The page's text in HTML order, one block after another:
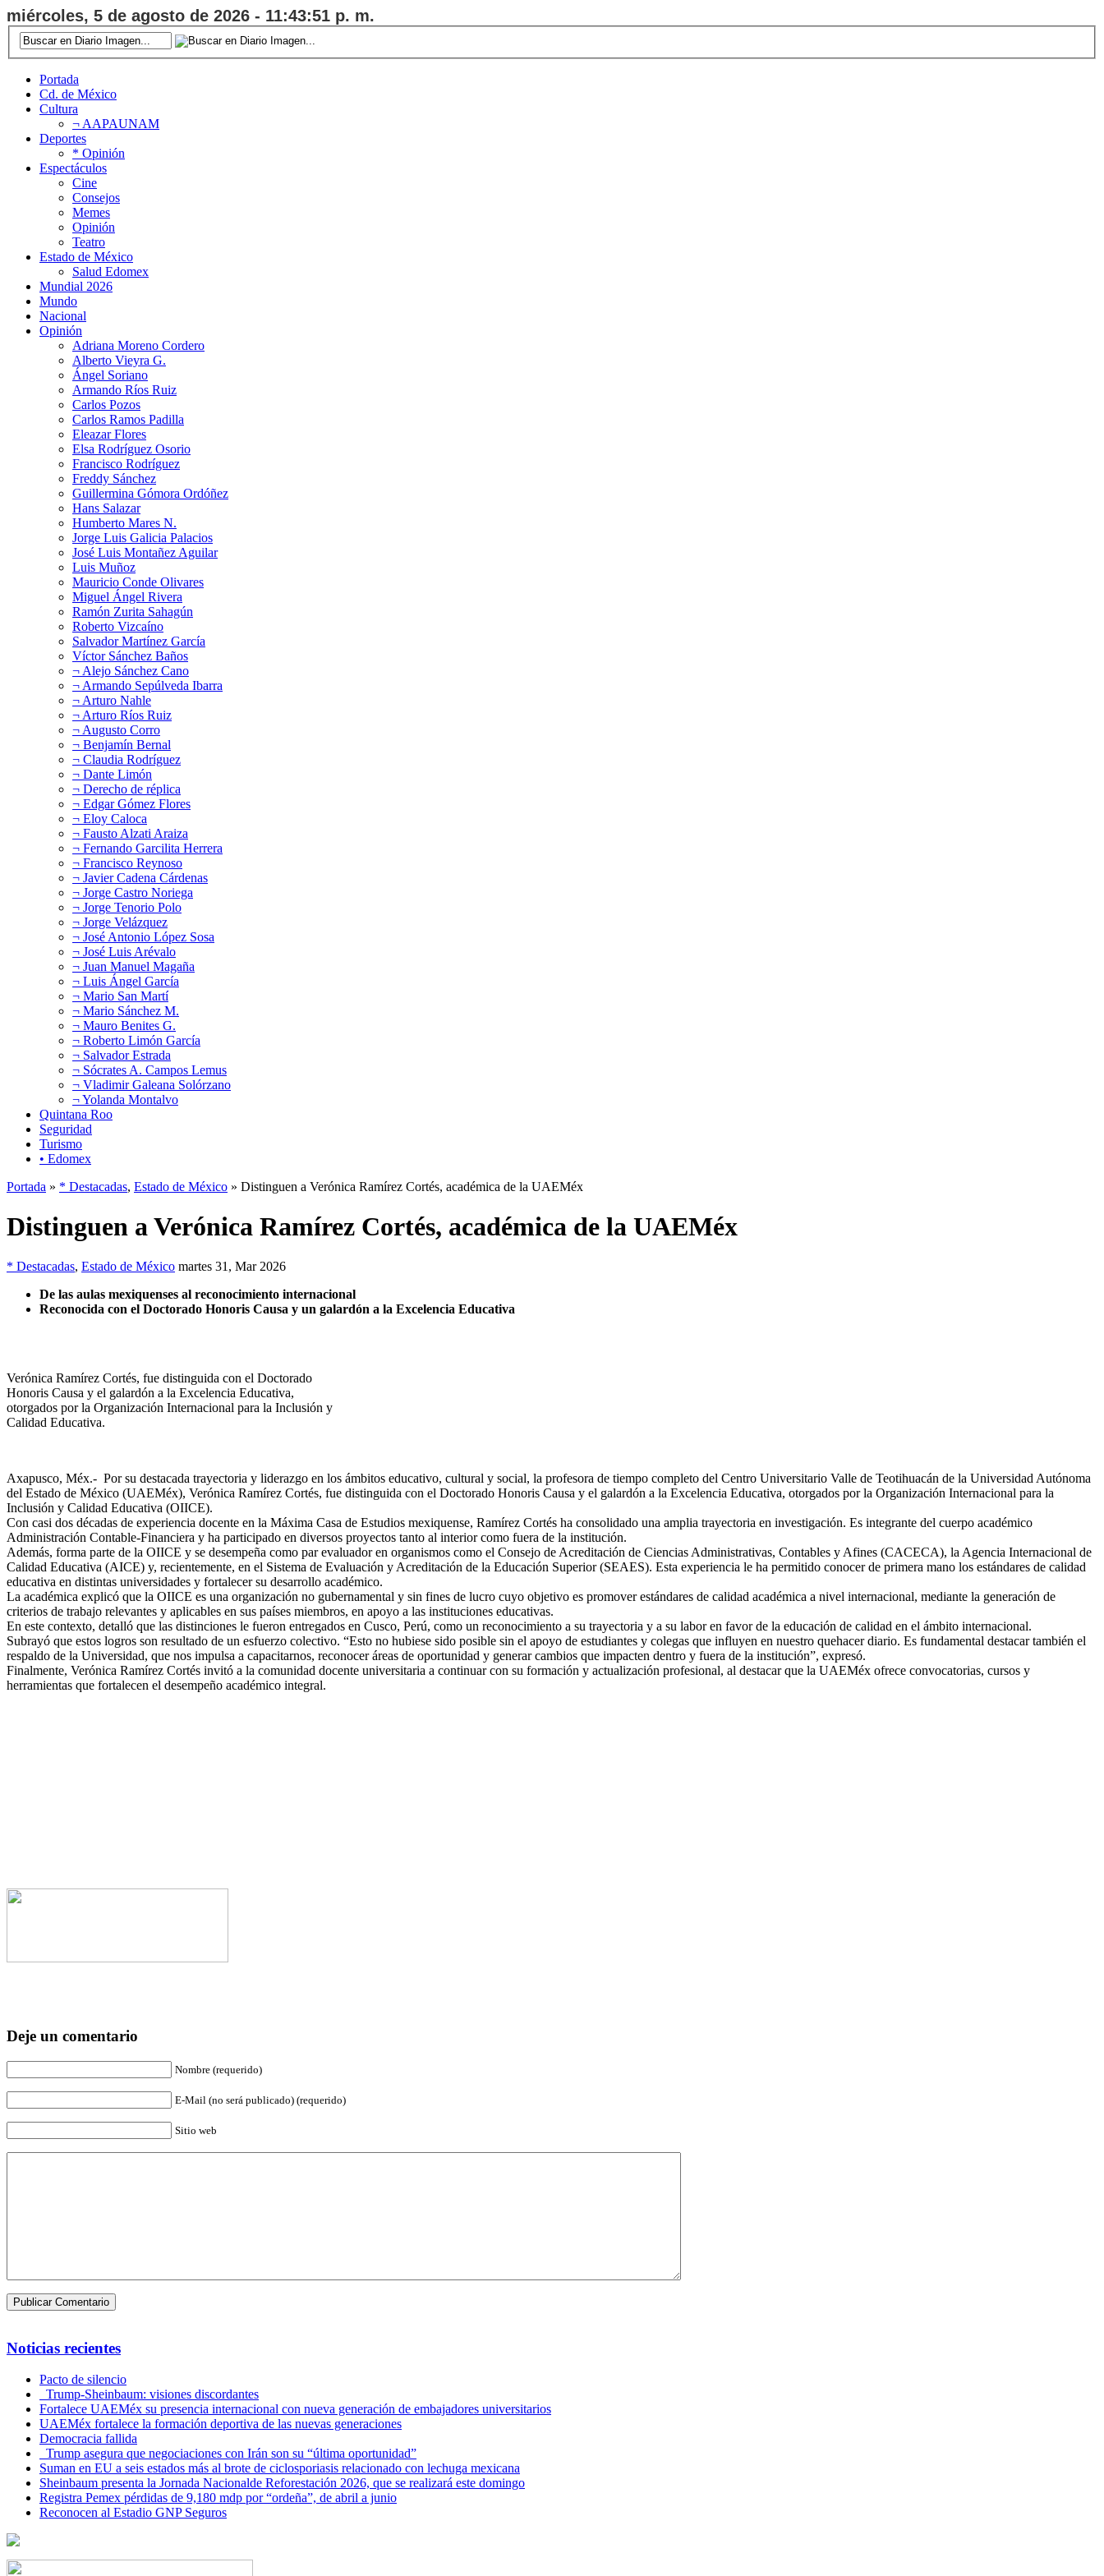
miércoles, 5 de agosto de 2026 - 11:43:51 p. m.
Portada
Cd. de México
Cultura
¬ AAPAUNAM
Deportes
* Opinión
Espectáculos
Cine
Consejos
Memes
Opinión
Teatro
Estado de México
Salud Edomex
Mundial 2026
Mundo
Nacional
Opinión
Adriana Moreno Cordero
Alberto Vieyra G.
Ángel Soriano
Armando Ríos Ruiz
Carlos Pozos
Carlos Ramos Padilla
Eleazar Flores
Elsa Rodríguez Osorio
Francisco Rodríguez
Freddy Sánchez
Guillermina Gómora Ordóñez
Hans Salazar
Humberto Mares N.
Jorge Luis Galicia Palacios
José Luis Montañez Aguilar
Luis Muñoz
Mauricio Conde Olivares
Miguel Ángel Rivera
Ramón Zurita Sahagún
Roberto Vizcaíno
Salvador Martínez García
Víctor Sánchez Baños
¬ Alejo Sánchez Cano
¬ Armando Sepúlveda Ibarra
¬ Arturo Nahle
¬ Arturo Ríos Ruiz
¬ Augusto Corro
¬ Benjamín Bernal
¬ Claudia Rodríguez
¬ Dante Limón
¬ Derecho de réplica
¬ Edgar Gómez Flores
¬ Eloy Caloca
¬ Fausto Alzati Araiza
¬ Fernando Garcilita Herrera
¬ Francisco Reynoso
¬ Javier Cadena Cárdenas
¬ Jorge Castro Noriega
¬ Jorge Tenorio Polo
¬ Jorge Velázquez
¬ José Antonio López Sosa
¬ José Luis Arévalo
¬ Juan Manuel Magaña
¬ Luis Ángel García
¬ Mario San Martí
¬ Mario Sánchez M.
¬ Mauro Benites G.
¬ Roberto Limón García
¬ Salvador Estrada
¬ Sócrates A. Campos Lemus
¬ Vladimir Galeana Solórzano
¬ Yolanda Montalvo
Quintana Roo
Seguridad
Turismo
• Edomex
Portada » * Destacadas, Estado de México » Distinguen a Verónica Ramírez Cortés, académica de la UAEMéx
Distinguen a Verónica Ramírez Cortés, académica de la UAEMéx
* Destacadas, Estado de México martes 31, Mar 2026
De las aulas mexiquenses al reconocimiento internacional
Reconocida con el Doctorado Honoris Causa y un galardón a la Excelencia Educativa
Verónica Ramírez Cortés, fue distinguida con el Doctorado
Honoris Causa y el galardón a la Excelencia Educativa,
otorgados por la Organización Internacional para la Inclusión y
Calidad Educativa.
Axapusco, Méx.- Por su destacada trayectoria y liderazgo en los ámbitos educativo, cultural y social, la profesora de tiempo completo del Centro Universitario Valle de Teotihuacán de la Universidad Autónoma
del Estado de México (UAEMéx), Verónica Ramírez Cortés, fue distinguida con el Doctorado Honoris Causa y el galardón a la Excelencia Educativa, otorgados por la Organización Internacional para la
Inclusión y Calidad Educativa (OIICE).
Con casi dos décadas de experiencia docente en la Máxima Casa de Estudios mexiquense, Ramírez Cortés ha consolidado una amplia trayectoria en investigación. Es integrante del cuerpo académico
Administración Contable-Financiera y ha participado en diversos proyectos tanto al interior como fuera de la institución.
Además, forma parte de la OIICE y se desempeña como par evaluador en organismos como el Consejo de Acreditación de Ciencias Administrativas, Contables y Afines (CACECA), la Agencia Internacional de
Calidad Educativa (AICE) y, recientemente, en el Sistema de Evaluación y Acreditación de la Educación Superior (SEAES). Esta experiencia le ha permitido conocer de primera mano los estándares de calidad
educativa en distintas universidades y fortalecer su desarrollo académico.
La académica explicó que la OIICE es una organización no gubernamental y sin fines de lucro cuyo objetivo es promover estándares de calidad académica a nivel internacional, mediante la generación de
criterios de trabajo relevantes y aplicables en sus países miembros, en apoyo a las instituciones educativas.
En este contexto, detalló que las distinciones le fueron entregados en Cusco, Perú, como un reconocimiento a su trayectoria y a su labor en favor de la educación de calidad en el ámbito internacional.
Subrayó que estos logros son resultado de un esfuerzo colectivo. “Esto no hubiese sido posible sin el apoyo de estudiantes y colegas que influyen en nuestro quehacer diario. Es fundamental destacar también el
respaldo de la Universidad, que nos impulsa a capacitarnos, reconocer áreas de oportunidad y generar cambios que impacten dentro y fuera de la institución”, expresó.
Finalmente, Verónica Ramírez Cortés invitó a la comunidad docente universitaria a continuar con su formación y actualización profesional, al destacar que la UAEMéx ofrece convocatorias, cursos y
herramientas que fortalecen el desempeño académico integral.
Deje un comentario
Nombre (requerido)
E-Mail (no será publicado) (requerido)
Sitio web
Noticias recientes
Pacto de silencio
Trump-Sheinbaum: visiones discordantes
Fortalece UAEMéx su presencia internacional con nueva generación de embajadores universitarios
UAEMéx fortalece la formación deportiva de las nuevas generaciones
Democracia fallida
Trump asegura que negociaciones con Irán son su “última oportunidad”
Suman en EU a seis estados más al brote de ciclosporiasis relacionado con lechuga mexicana
Sheinbaum presenta la Jornada Nacionalde Reforestación 2026, que se realizará este domingo
Registra Pemex pérdidas de 9,180 mdp por “ordeña”, de abril a junio
Reconocen al Estadio GNP Seguros